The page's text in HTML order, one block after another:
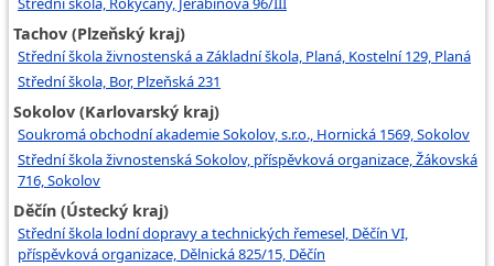
Tachov (Plzeňský kraj)
Střední škola živnostenská a Základní škola, Planá, Kostelní 129, Planá
Střední škola, Bor, Plzeňská 231
Sokolov (Karlovarský kraj)
Soukromá obchodní akademie Sokolov, s.r.o., Hornická 1569, Sokolov
Střední škola živnostenská Sokolov, příspěvková organizace, Žákovská
716, Sokolov
Děčín (Ústecký kraj)
Střední škola lodní dopravy a technických řemesel, Děčín VI,
příspěvková organizace, Dělnická 825/15, Děčín